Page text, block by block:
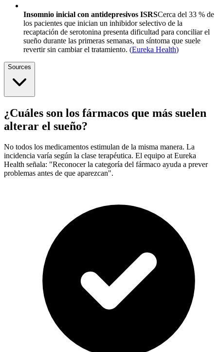
Insomnio inicial con antidepresivos ISRSCerca del 33 % de
los pacientes que inician un inhibidor selectivo de la
recaptación de serotonina presenta dificultad para conciliar el
sueño durante las primeras semanas, un síntoma que suele
revertir sin cambiar el tratamiento. (Eureka Health)
Sources
¿Cuáles son los fármacos que más suelen
alterar el sueño?
No todos los medicamentos estimulan de la misma manera. La
incidencia varía según la clase terapéutica. El equipo at Eureka
Health señala: "Reconocer la categoría del fármaco ayuda a prever
problemas antes de que aparezcan".